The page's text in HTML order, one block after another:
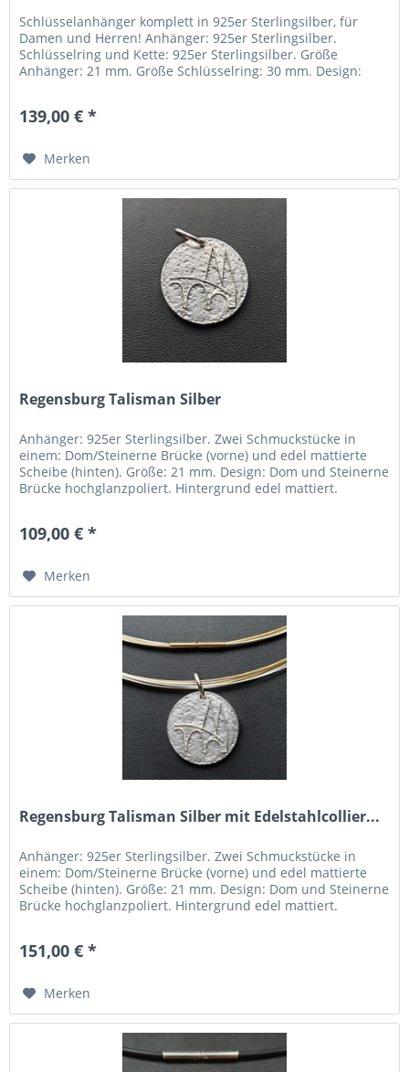
Schlüsselanhänger komplett in 925er Sterlingsilber, für
Damen und Herren! Anhänger: 925er Sterlingsilber.
Schlüsselring und Kette: 925er Sterlingsilber. Größe
Anhänger: 21 mm. Größe Schlüsselring: 30 mm. Design:
139,00 € *
Merken
Regensburg Talisman Silber
Anhänger: 925er Sterlingsilber. Zwei Schmuckstücke in
einem: Dom/Steinerne Brücke (vorne) und edel mattierte
Scheibe (hinten). Größe: 21 mm. Design: Dom und Steinerne
Brücke hochglanzpoliert. Hintergrund edel mattiert.
109,00 € *
Merken
Regensburg Talisman Silber mit Edelstahlcollier...
Anhänger: 925er Sterlingsilber. Zwei Schmuckstücke in
einem: Dom/Steinerne Brücke (vorne) und edel mattierte
Scheibe (hinten). Größe: 21 mm. Design: Dom und Steinerne
Brücke hochglanzpoliert. Hintergrund edel mattiert.
151,00 € *
Merken